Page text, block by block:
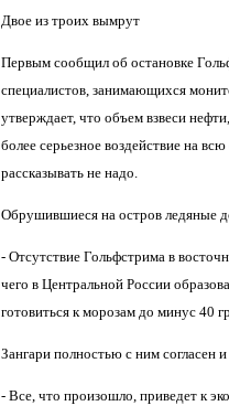
Двое из троих вымрут
Первым сообщил об остановке
специалистов, занимающихся
утверждает, что объем взвеси
более серьезное воздействие на
рассказывать не надо.
Обрушившиеся на остров ледяные
- Отсутствие Гольфстрима в
чего в Центральной России
готовиться к морозам до минус 40
Зангари полностью с ним согласен
- Все, что произошло, приведет к